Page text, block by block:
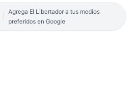
Agrega El Libertador a tus medios
preferidos en Google